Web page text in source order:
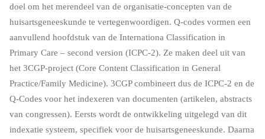
–
Version
française.
doel om het merendeel van de organisatie-concepten van de
huisartsgeneeskunde te vertegenwoordigen. Q-codes vormen een
aanvullend hoofdstuk van de Internationa Classification in
Primary Care – second version (ICPC-2). Ze maken deel uit van
het 3CGP-project (Core Content Classification in General
Practice/Family Medicine). 3CGP combineert dus de ICPC-2 en de
Q-Codes voor het indexeren van documenten (artikelen, abstracts
van congressen). Eersts wordt de ontwikkeling uitgelegd van dit
indexatie systeem, specifiek voor de huisartsgeneeskunde. Daarna